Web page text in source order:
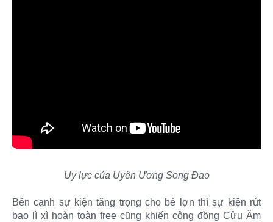
Uy lực của Uyên Ương Song Đao
Bên cạnh sự kiện tăng trọng cho bé lợn thì sự kiện rút
bao lì xì hoàn toàn free cũng khiến cộng đồng Cửu Âm